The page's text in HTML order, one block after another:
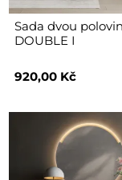
Sada dvou
DOUBLE I
920,00 Kč